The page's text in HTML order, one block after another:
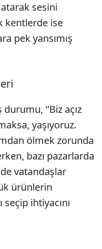
sesini
kentlerde ise
pek yansımış
"Biz açız
yaşıyoruz.
ölmek zorunda
bazı pazarlarda
vatandaşlar
ürünlerin
ihtiyacını